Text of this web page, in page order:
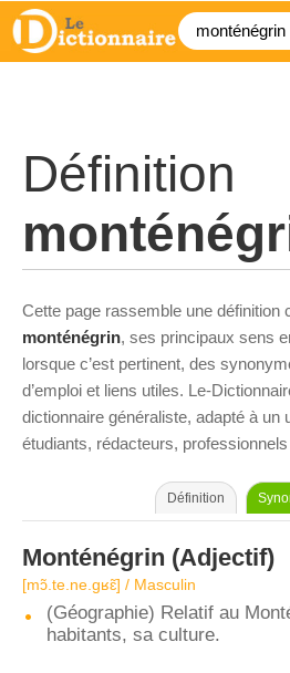
Définition
Cette page rassemble une définition
monténégrin, ses principaux sens
lorsque c’est pertinent, des
d’emploi et liens utiles. Le-
dictionnaire généraliste, adapté à un
étudiants, rédacteurs,
Définition
Monténégrin (Adjectif)
[mɔ̃.te.ne.ɡʁɛ̃] / Masculin
(Géographie) Relatif au
habitants, sa culture.